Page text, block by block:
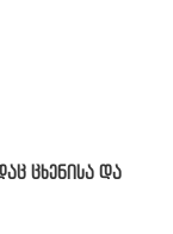
ცხენისა და